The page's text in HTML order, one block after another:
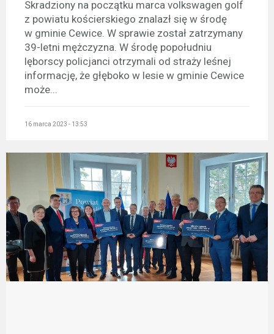
Skradziony na początku marca volkswagen golf
z powiatu kościerskiego znalazł się w środę
w gminie Cewice. W sprawie został zatrzymany
39-letni mężczyzna. W środę popołudniu
lęborscy policjanci otrzymali od straży leśnej
informację, że głęboko w lesie w gminie Cewice
może...
16 marca 2023 - 13:53